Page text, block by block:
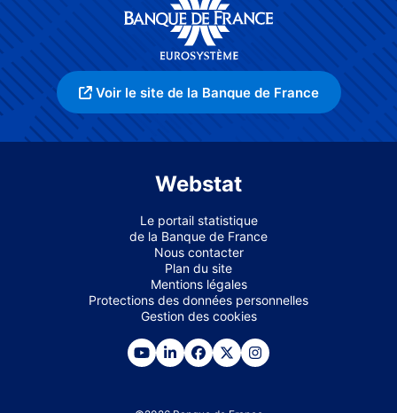
Voir le site de la Banque de France
Webstat
Le portail statistique
de la Banque de France
Nous contacter
Plan du site
Mentions légales
Protections des données personnelles
Gestion des cookies